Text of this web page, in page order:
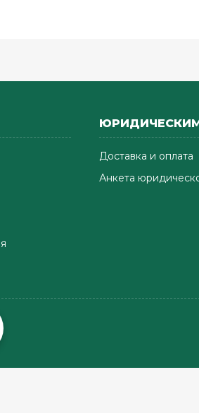
Доставка и оплата
Анкета